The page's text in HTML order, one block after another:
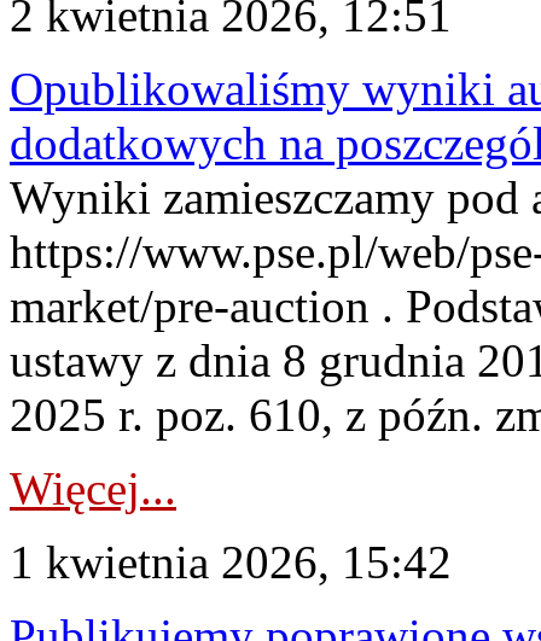
2 kwietnia 2026, 12:51
Opublikowaliśmy wyniki
dodatkowych na
Wyniki zamieszczamy pod
https://www.pse.pl/web/
market/pre-auction .
ustawy z dnia 8 grudnia
2025 r. poz. 610, z późn.
Więcej...
1 kwietnia 2026, 15:42